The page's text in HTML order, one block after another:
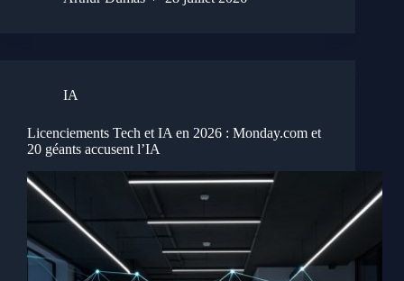
IA
Licenciements Tech et IA en 2026 : Monday.com et
20 géants accusent l’IA